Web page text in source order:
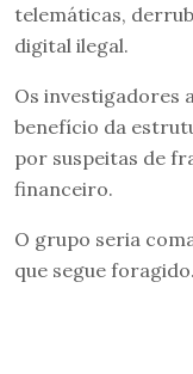
telemáticas,
digital ilegal.
Os investigadores
benefício da
por suspeitas de
financeiro.
O grupo seria
que segue foragido.